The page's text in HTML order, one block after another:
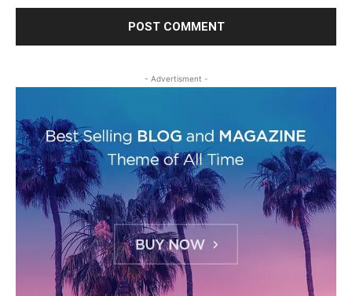
- Advertisment -